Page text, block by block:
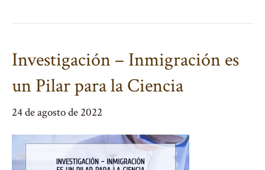
Investigación – Inmigración es
un Pilar para la Ciencia
24 de agosto de 2022